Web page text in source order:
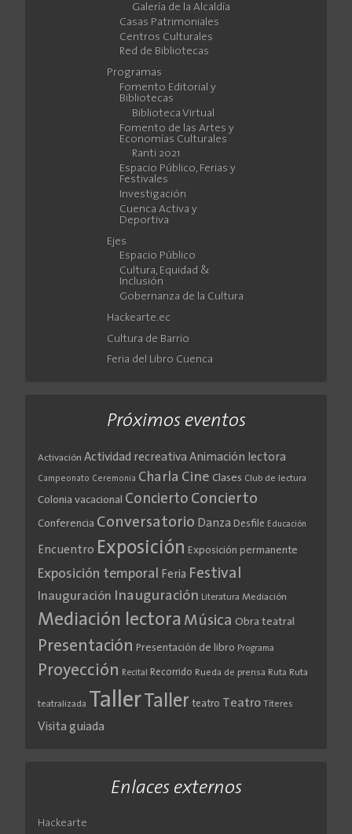
Galería de la Alcaldía
Casas Patrimoniales
Centros Culturales
Red de Bibliotecas
Programas
Fomento Editorial y
Bibliotecas
Biblioteca Virtual
Fomento de las Artes y
Economías Culturales
Ranti 2021
Espacio Público, Ferias y
Festivales
Investigación
Cuenca Activa y
Deportiva
Ejes
Espacio Público
Cultura, Equidad &
Inclusión
Gobernanza de la Cultura
Hackearte.ec
Cultura de Barrio
Feria del Libro Cuenca
Próximos eventos
Activación Actividad recreativa Animación lectora
Campeonato Ceremonia Charla Cine Clases Club de lectura
Colonia vacacional Concierto Concierto
Conferencia Conversatorio Danza Desfile Educación
Encuentro Exposición Exposición permanente
Exposición temporal Feria Festival
Inauguración Inauguración Literatura Mediación
Mediación lectora Música Obra teatral
Presentación Presentación de libro Programa
Proyección Recital Recorrido Rueda de prensa Ruta Ruta
teatralizada TallerTaller teatro Teatro Títeres
Visita guiada
Enlaces externos
Hackearte